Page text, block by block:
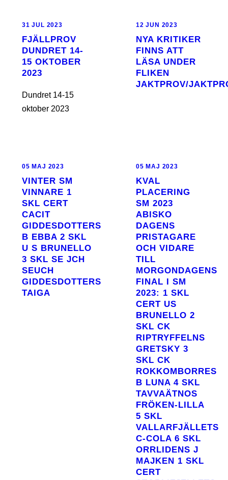
31 JUL 2023
FJÄLLPROV
DUNDRET 14-
15 OKTOBER
2023
Dundret 14-15
oktober 2023
12 JUN 2023
NYA KRITIKER
FINNS ATT
LÄSA UNDER
FLIKEN
JAKTPROV/
05 MAJ 2023
VINTER SM
VINNARE 1
SKL CERT
CACIT
GIDDESDOTTERS
B EBBA 2 SKL
U S BRUNELLO
3 SKL SE JCH
SEUCH
GIDDESDOTTERS
TAIGA
05 MAJ 2023
KVAL
PLACERING
SM 2023
ABISKO
DAGENS
PRISTAGARE
OCH VIDARE
TILL
MORGONDAGENS
FINAL I SM
2023: 1 SKL
CERT US
BRUNELLO 2
SKL CK
RIPTRYFFELNS
GRETSKY 3
SKL CK
ROKKOMBORRES
B LUNA 4 SKL
TAVVAÄTNOS
FRÖKEN-LILLA
5 SKL
VALLARFJÄLLETS
C-COLA 6 SKL
ORRLIDENS J
MAJKEN 1 SKL
CERT